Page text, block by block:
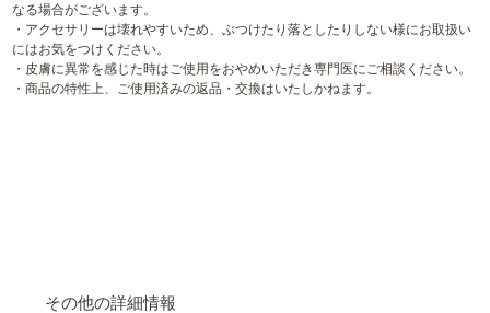
なる場合がございます。
・アクセサリーは壊れやすいため、ぶつけたり落としたりしない様にお取扱い
にはお気をつけください。
・皮膚に異常を感じた時はご使用をおやめいただき専門医にご相談ください。
・商品の特性上、ご使用済みの返品・交換はいたしかねます。
その他の詳細情報